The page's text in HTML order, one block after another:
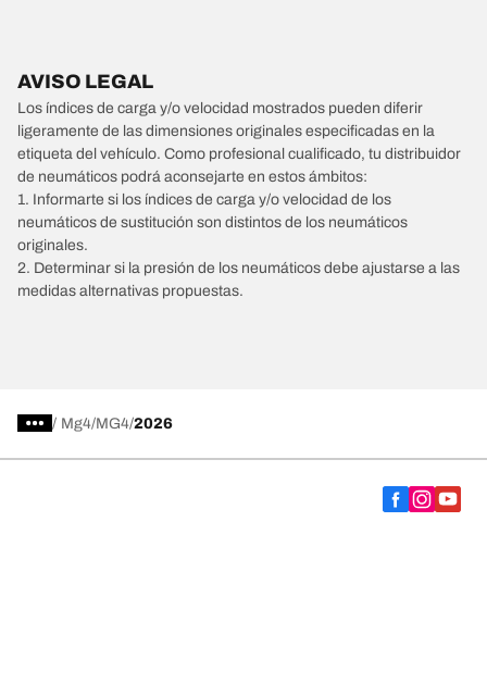
AVISO LEGAL
Los índices de carga y/o velocidad mostrados pueden diferir
ligeramente de las dimensiones originales especificadas en la
etiqueta del vehículo. Como profesional cualificado, tu distribuidor
de neumáticos podrá aconsejarte en estos ámbitos:
1. Informarte si los índices de carga y/o velocidad de los
neumáticos de sustitución son distintos de los neumáticos
originales.
2. Determinar si la presión de los neumáticos debe ajustarse a las
medidas alternativas propuestas.
/ Mg4 MG4 2026